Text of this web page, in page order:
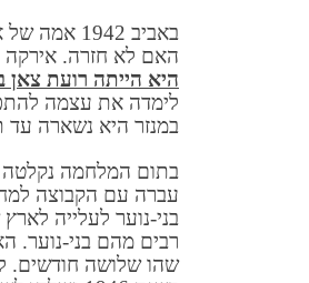
באביב
האם לא חזרה. אירקה לא ידעה על חיסול
היא הייתה רועת צאן
במנזר היא נשארה עד
בתום המלחמה נקלטה
עברה עם הקבוצה
רבים מהם בני-נוער.
שהו שלושה חודשים.